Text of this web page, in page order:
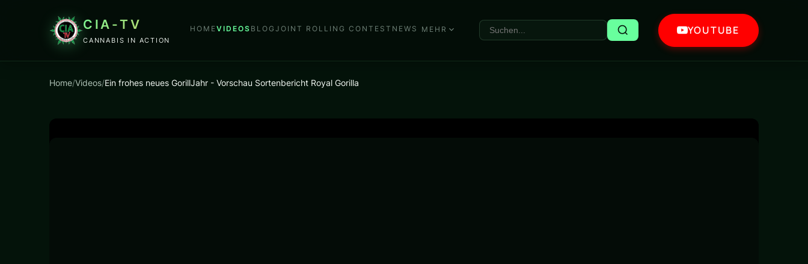
CIA-TV
CANNABIS IN ACTION
HOMEVIDEOS BLOGJOINT ROLLING CONTEST NEWS MEHR YOUTUBE
Home/Videos/Ein frohes neues GorillJahr - Vorschau Sortenbericht Royal Gorilla